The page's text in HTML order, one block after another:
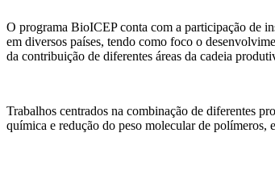
O programa BioICEP conta com a participação de
em diversos países, tendo como foco o
da contribuição de diferentes áreas da cadeia
Trabalhos centrados na combinação de diferentes
química e redução do peso molecular de polímeros,